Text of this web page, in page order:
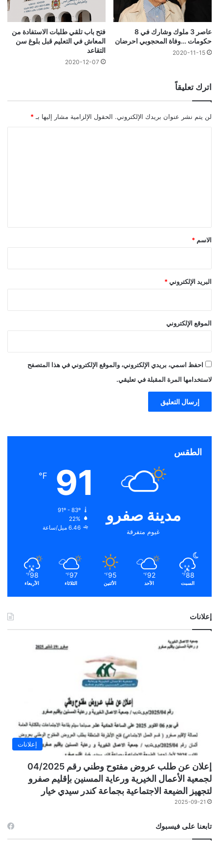
عاصر 3 ملوك وشارك في 8
حكومات …وفاة المحجوبي احرضان
2020-11-15
فتح باب تلقي طلبات الاستفادة من
المعاش في التعليم قبل بلوغ سن
التقاعد
2020-12-07
اترك تعليقاً
لن يتم نشر عنوان بريدك الإلكتروني. الحقول الإلزامية مشار إليها بـ *
*
الاسم *
البريد الإلكتروني *
الموقع الإلكتروني
احفظ اسمي، بريدي الإلكتروني، والموقع الإلكتروني في هذا المتصفح
لاستخدامها المرة المقبلة في تعليقي.
الطقس
مدينة صفرو
غيوم متفرقة
91
℉
91º - 83º
22%
6.46 ميل/ساعة
88
℉
السبت
92
℉
الأحد
95
℉
الأثنين
97
℉
الثلاثاء
98
℉
الأربعاء
إعلانات
إعلانات
إعلان عن طلب عروض مفتوح وطني رقم 04/2025
لجمعية الأعمال الخيرية ورعاية المسنين بإقليم صفرو
لتجهيز الضيعة الاجتماعية بجماعة كندر سيدي خيار
2025-09-21
تابعنا على فيسبوك